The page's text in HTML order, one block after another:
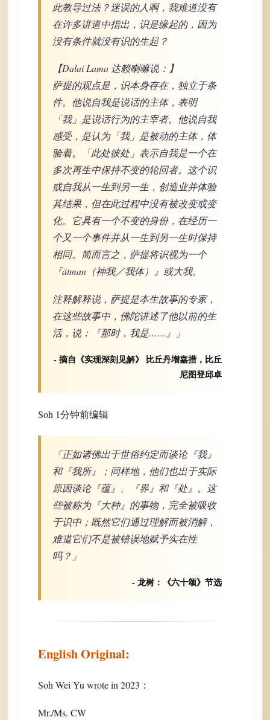
此教导过法？迷误的人啊，我难道没有
在许多讲道中指出，识是缘起的，因为
没有条件就没有识的生起？
【Dalai Lama 达赖喇嘛说：】
萨提的观点是，识本身存在，独立于条
件。他说自我是说话的主体，表明
「我」是说话行为的主宰者。他说自我
感受，是认为「我」是被动的主体，体
验着。「此处彼处」表示自我是一个在
多次再生中保持不变的轮回者。这个识
或自我从一生到另一生，创造业并体验
其结果，但在此过程中没有被改变或变
化。它具有一个不变的身份，在经历一
个又一个事件并从一生到另一生时保持
相同。简而言之，萨提将识视为一个
『ātman（神我／我体）』或大我。
注释解释说，萨提是本生故事的专家，
在这些故事中，佛陀讲述了他以前的生
活，说：『那时，我是……』」
- 摘自《实现深刻见解》 比丘丹增嘉措，比丘
尼图登邱卓
Soh 1分钟前编辑
「正如诸佛出于世俗约定而谈论『我』
和『我所』；同样地，他们也出于实际
原因谈论『蕴』、『界』和『处』。这
些被称为『大种』的事物，完全被吸收
于识中；既然它们通过理解而被消解，
难道它们不是被错误地赋予实在性
吗？」
- 龙树：《六十颂》节选
English Original:
Soh Wei Yu wrote in 2023：
Mr./Ms. CW